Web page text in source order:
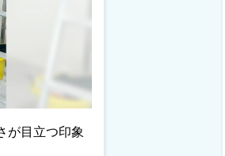
が目立つ印象